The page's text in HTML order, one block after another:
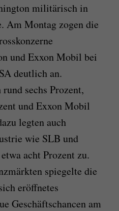
militärisch in
Am Montag zogen die
und Exxon Mobil bei
deutlich an.
sechs Prozent,
und Exxon Mobil
legten auch
wie SLB und
acht Prozent zu.
spiegelte die
eröffnetes
Geschäftschancen am